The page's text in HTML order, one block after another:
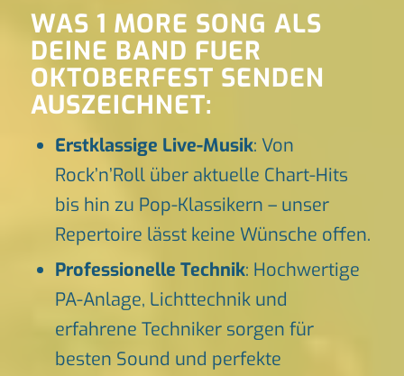
WAS 1 MORE SONG ALS
DEINE BAND FUER
OKTOBERFEST SENDEN
AUSZEICHNET:
Erstklassige Live-Musik: Von
Rock’n’Roll über aktuelle Chart-Hits
bis hin zu Pop-Klassikern – unser
Repertoire lässt keine Wünsche offen.
Professionelle Technik: Hochwertige
PA-Anlage, Lichttechnik und
erfahrene Techniker sorgen für
besten Sound und perfekte